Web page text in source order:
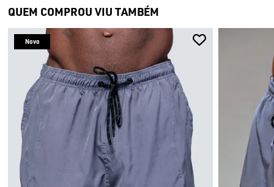
QUEM COMPROU VIU TAMBÉM
Novo